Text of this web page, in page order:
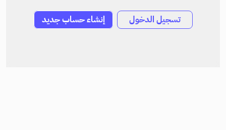
تسجيل الدخول إنشاء حساب جديد